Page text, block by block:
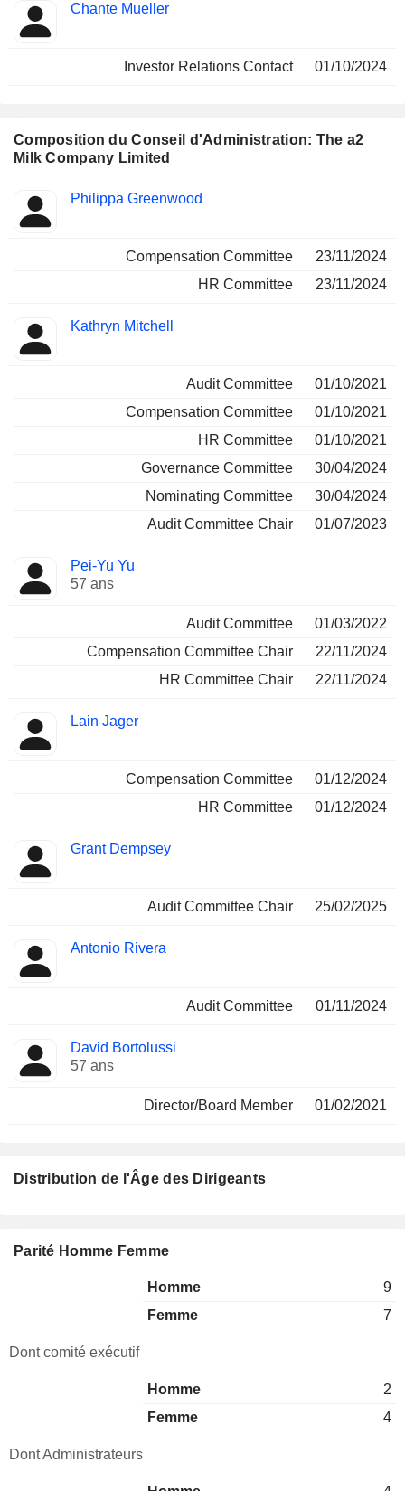
Chante Mueller
Investor Relations Contact 01/10/2024
Composition du Conseil d'Administration: The a2
Milk Company Limited
Administrateur Comités
Philippa Greenwood
Compensation Committee
23/11/2024
HR Committee
23/11/2024
Kathryn Mitchell
Audit Committee
01/10/2021
Compensation Committee
01/10/2021
HR Committee
01/10/2021
Governance Committee
30/04/2024
Nominating Committee
30/04/2024
Audit Committee Chair
01/07/2023
Pei-Yu Yu
57 ans
Audit Committee
01/03/2022
Compensation Committee Chair
22/11/2024
HR Committee Chair
22/11/2024
Lain Jager
Compensation Committee
01/12/2024
HR Committee
01/12/2024
Grant Dempsey
Audit Committee Chair 25/02/2025
Antonio Rivera
Audit Committee 01/11/2024
David Bortolussi
57 ans
Director/Board Member 01/02/2021
Distribution de l'Âge des Dirigeants
Parité Homme Femme
Homme
9
Femme
7
Dont comité exécutif
Homme
2
Femme
4
Dont Administrateurs